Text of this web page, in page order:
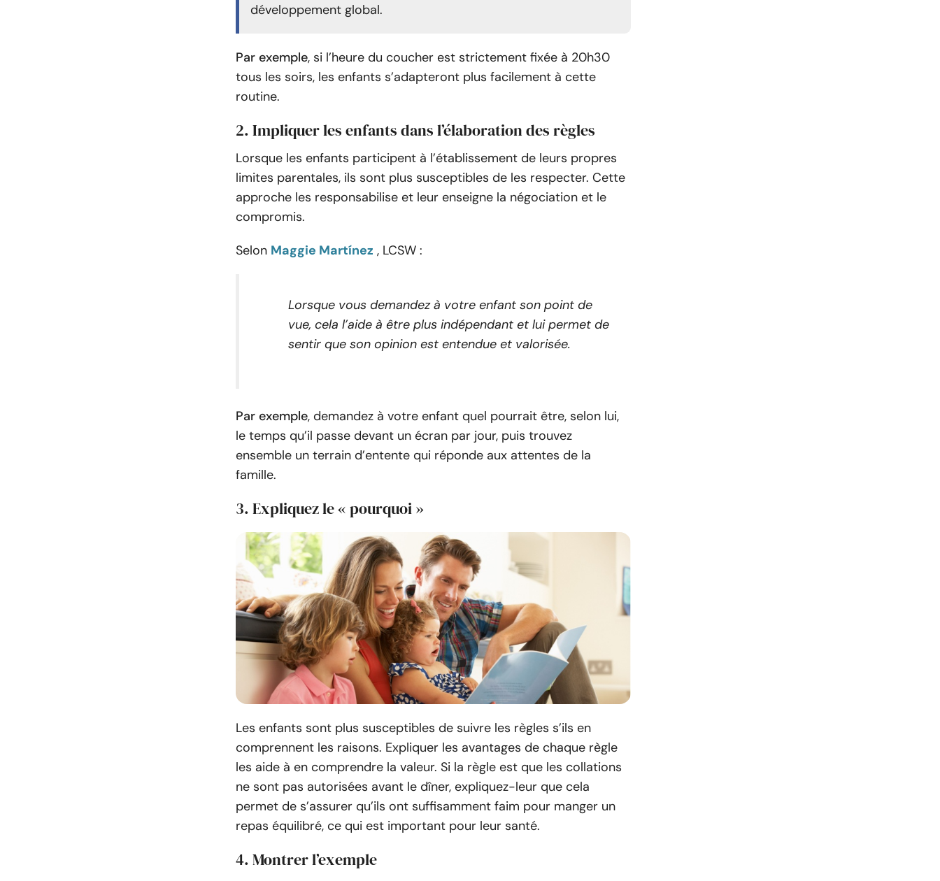
développement global.
Par exemple, si l’heure du coucher est strictement fixée à 20h30
tous les soirs, les enfants s’adapteront plus facilement à cette
routine.
2. Impliquer les enfants dans l’élaboration des règles
Lorsque les enfants participent à l’établissement de leurs propres
limites parentales, ils sont plus susceptibles de les respecter. Cette
approche les responsabilise et leur enseigne la négociation et le
compromis.
Selon Maggie Martínez , LCSW :
Lorsque vous demandez à votre enfant son point de
vue, cela l’aide à être plus indépendant et lui permet de
sentir que son opinion est entendue et valorisée.
Par exemple, demandez à votre enfant quel pourrait être, selon lui,
le temps qu’il passe devant un écran par jour, puis trouvez
ensemble un terrain d’entente qui réponde aux attentes de la
famille.
3. Expliquez le « pourquoi »
Les enfants sont plus susceptibles de suivre les règles s’ils en
comprennent les raisons. Expliquer les avantages de chaque règle
les aide à en comprendre la valeur. Si la règle est que les collations
ne sont pas autorisées avant le dîner, expliquez-leur que cela
permet de s’assurer qu’ils ont suffisamment faim pour manger un
repas équilibré, ce qui est important pour leur santé.
4. Montrer l’exemple